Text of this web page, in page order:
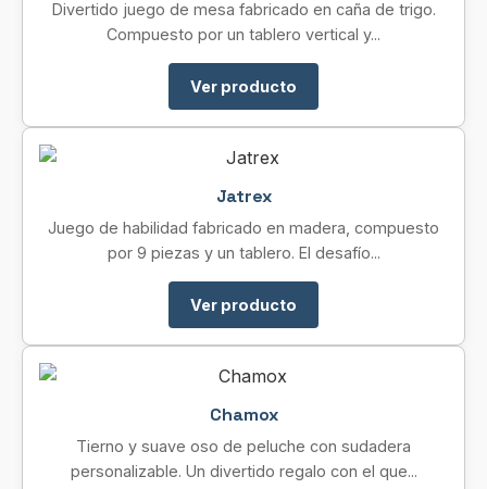
Divertido juego de mesa fabricado en caña de trigo.
Compuesto por un tablero vertical y...
Ver producto
Jatrex
Juego de habilidad fabricado en madera, compuesto
por 9 piezas y un tablero. El desafío...
Ver producto
Chamox
Tierno y suave oso de peluche con sudadera
personalizable. Un divertido regalo con el que...